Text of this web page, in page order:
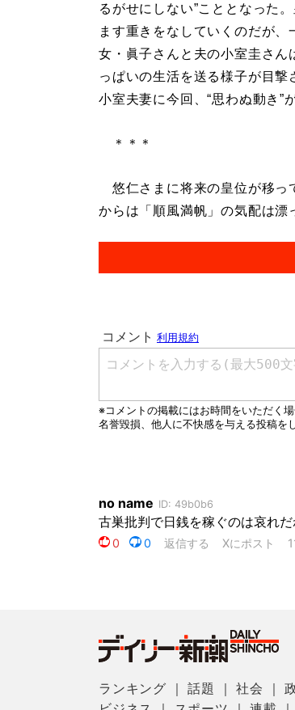
るがせにしない”こととなった
ます重きをなしていくのだが、
女・眞子さんと夫の小室圭さん
っぱいの生活を送る様子が目撃
小室夫妻に今回、“思わぬ動き”
＊＊＊
悠仁さまに将来の皇位が移っ
からは「順風満帆」の気配は漂
ランキング ｜話題 ｜社会 ｜